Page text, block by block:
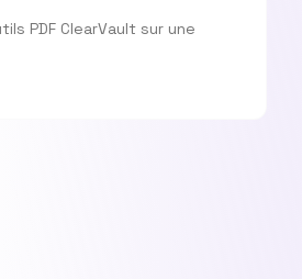
PDF ClearVault sur une